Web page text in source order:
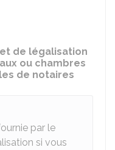
de légalisation
ou chambres
de notaires
par le
si vous